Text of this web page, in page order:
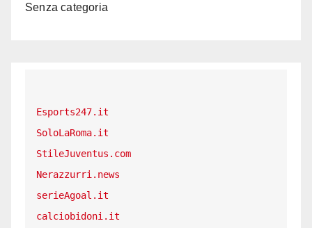
Senza categoria
Esports247.it
SoloLaRoma.it
StileJuventus.com
Nerazzurri.news
serieAgoal.it
calciobidoni.it